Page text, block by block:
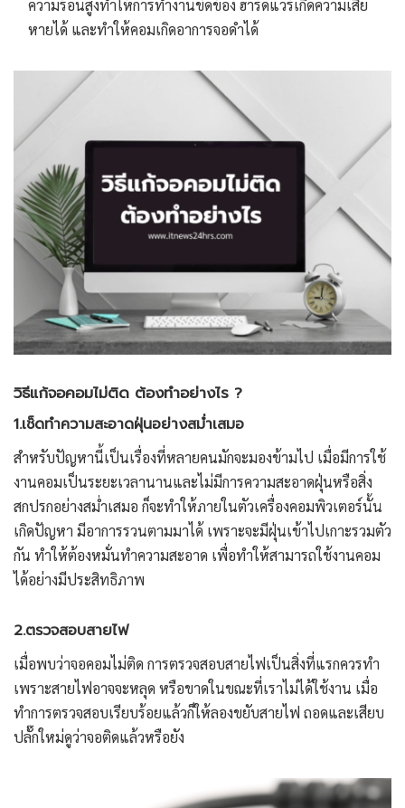
ความร้อนสูงทำให้การทำงานขัดข้อง ฮาร์ดแวร์เกิดความเสีย
หายได้ และทำให้คอมเกิดอาการจอดำได้
วิธีแก้จอคอมไม่ติด ต้องทำอย่างไร ?
1.เช็ดทำความสะอาดฝุ่นอย่างสม่ำเสมอ
สำหรับปัญหานี้เป็นเรื่องที่หลายคนมักจะมองข้ามไป เมื่อมีการใช้
งานคอมเป็นระยะเวลานานและไม่มีการความสะอาดฝุ่นหรือสิ่ง
สกปรกอย่างสม่ำเสมอ ก็จะทำให้ภายในตัวเครื่องคอมพิวเตอร์นั้น
เกิดปัญหา มีอาการรวนตามมาได้ เพราะจะมีฝุ่นเข้าไปเกาะรวมตัว
กัน ทำให้ต้องหมั่นทำความสะอาด เพื่อทำให้สามารถใช้งานคอม
ได้อย่างมีประสิทธิภาพ
2.ตรวจสอบสายไฟ
เมื่อพบว่าจอคอมไม่ติด การตรวจสอบสายไฟเป็นสิ่งที่แรกควรทำ
เพราะสายไฟอาจจะหลุด หรือขาดในขณะที่เราไม่ได้ใช้งาน เมื่อ
ทำการตรวจสอบเรียบร้อยแล้วก็ให้ลองขยับสายไฟ ถอดและเสียบ
ปลั๊กใหม่ดูว่าจอติดแล้วหรือยัง